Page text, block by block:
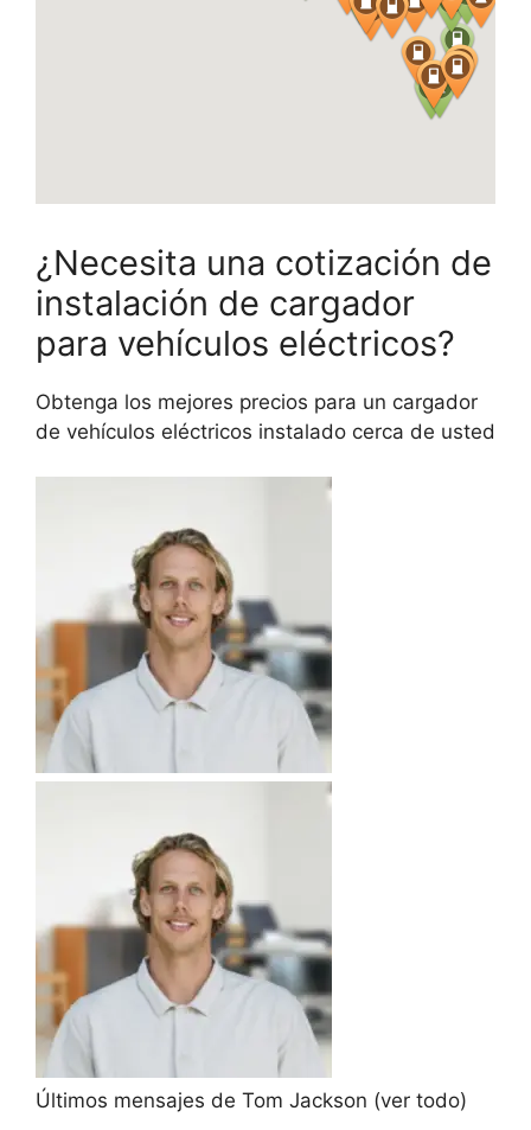
¿Necesita una cotización de
instalación de cargador
para vehículos eléctricos?
Obtenga los mejores precios para un cargador
de vehículos eléctricos instalado cerca de usted
Últimos mensajes de Tom Jackson (ver todo)